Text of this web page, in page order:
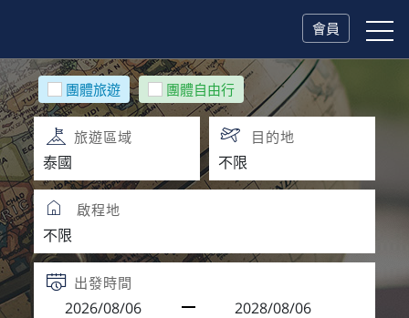
會員
團體旅遊 團體自由行
旅遊區域 目的地
啟程地
出發時間